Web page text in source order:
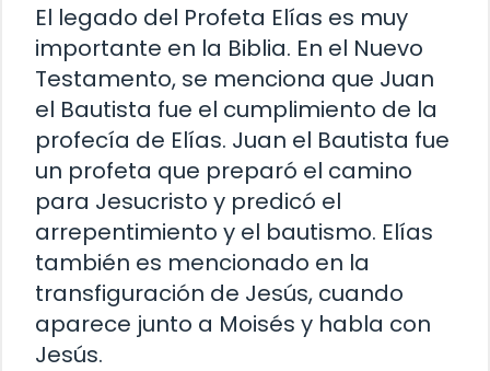
El legado del Profeta Elías es muy
importante en la Biblia. En el Nuevo
Testamento, se menciona que Juan
el Bautista fue el cumplimiento de la
profecía de Elías. Juan el Bautista fue
un profeta que preparó el camino
para Jesucristo y predicó el
arrepentimiento y el bautismo. Elías
también es mencionado en la
transfiguración de Jesús, cuando
aparece junto a Moisés y habla con
Jesús.